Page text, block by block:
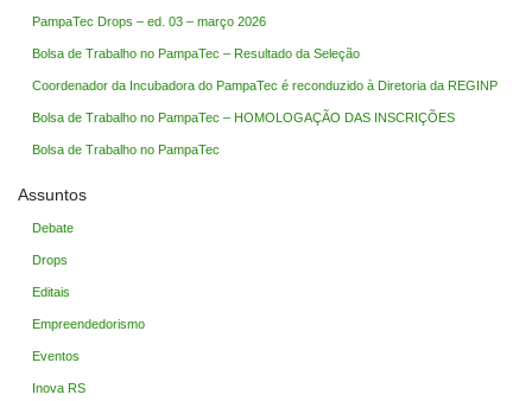
PampaTec Drops – ed. 03 – março 2026
Bolsa de Trabalho no PampaTec – Resultado da Seleção
Coordenador da Incubadora do PampaTec é reconduzido à Diretoria da REGINP
Bolsa de Trabalho no PampaTec – HOMOLOGAÇÃO DAS INSCRIÇÕES
Bolsa de Trabalho no PampaTec
Assuntos
Debate
Drops
Editais
Empreendedorismo
Eventos
Inova RS